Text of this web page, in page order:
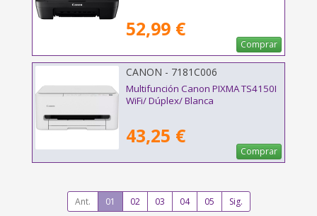
52,99 €
Comprar
CANON - 7181C006
Multifunción Canon PIXMA TS4150I
WiFi/ Dúplex/ Blanca
43,25 €
Comprar
Ant. 01 02 03 04 05 Sig.